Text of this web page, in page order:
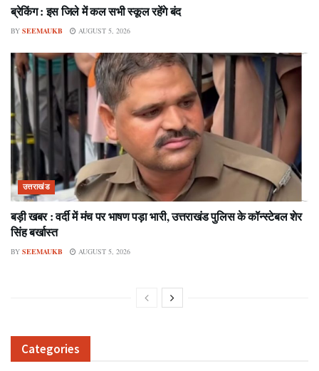
ब्रेकिंग : इस जिले में कल सभी स्कूल रहेंगे बंद
BY SEEMAUKB AUGUST 5, 2026
उत्तराखंड
बड़ी खबर : वर्दी में मंच पर भाषण पड़ा भारी, उत्तराखंड पुलिस के कॉन्स्टेबल शेर
सिंह बर्खास्त
BY SEEMAUKB AUGUST 5, 2026
Categories